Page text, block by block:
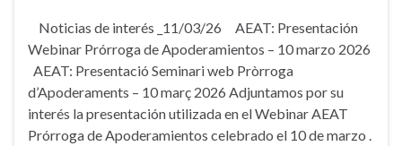
Noticias de interés _11/03/26 AEAT: Presentación
Webinar Prórroga de Apoderamientos – 10 marzo 2026
AEAT: Presentació Seminari web Pròrroga
d’Apoderaments – 10 març 2026 Adjuntamos por su
interés la presentación utilizada en el Webinar AEAT
Prórroga de Apoderamientos celebrado el 10 de marzo .